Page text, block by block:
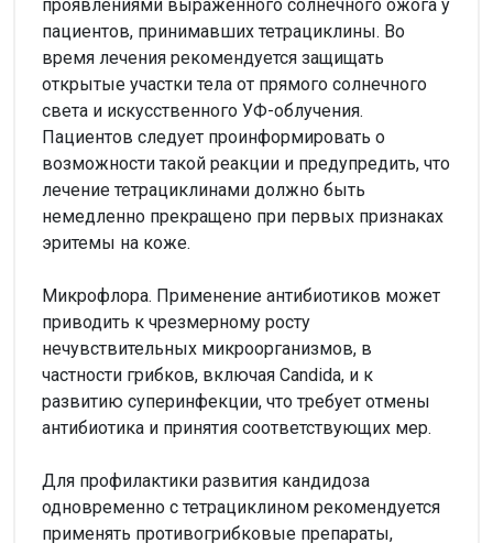
проявлениями выраженного солнечного ожога у
пациентов, принимавших тетрациклины. Во
время лечения рекомендуется защищать
открытые участки тела от прямого солнечного
света и искусственного УФ-облучения.
Пациентов следует проинформировать о
возможности такой реакции и предупредить, что
лечение тетрациклинами должно быть
немедленно прекращено при первых признаках
эритемы на коже.
Микрофлора. Применение антибиотиков может
приводить к чрезмерному росту
нечувствительных микроорганизмов, в
частности грибков, включая Candida, и к
развитию суперинфекции, что требует отмены
антибиотика и принятия соответствующих мер.
Для профилактики развития кандидоза
одновременно с тетрациклином рекомендуется
применять противогрибковые препараты,